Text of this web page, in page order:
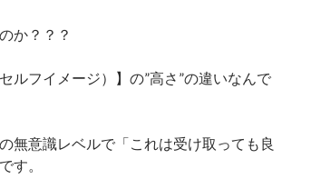
か？？？
ルフイメージ）】の”高さ”の違いなんで
無意識レベルで「これは受け取っても良
す。